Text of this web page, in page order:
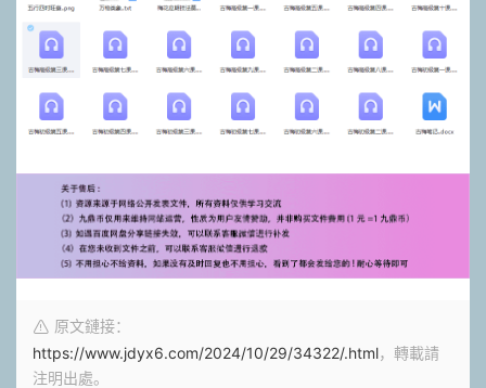
原文鏈接：
https://www.jdyx6.com/2024/10/29/34322/.html，轉載請
注明出處。